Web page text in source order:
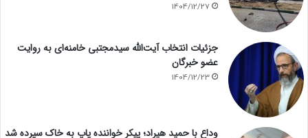
1404/12/27
جزئیات انتخاب آیت‌الله سیدمجتبی خامنه‌ای به روایت
عضو خبرگان
1404/12/23
وداع با حمید هیراد؛ پیکر خواننده پاپ به خاک سپرده شد